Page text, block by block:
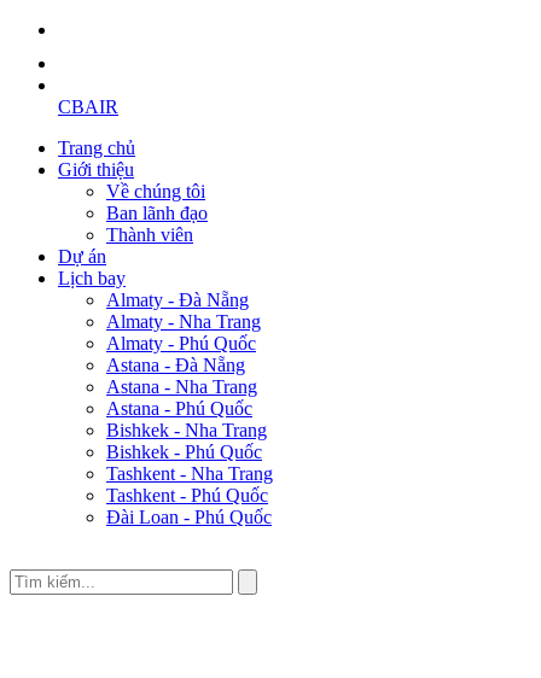
CBAIR
Trang chủ
Giới thiệu
Về chúng tôi
Ban lãnh đạo
Thành viên
Dự án
Lịch bay
Almaty - Đà Nẵng
Almaty - Nha Trang
Almaty - Phú Quốc
Astana - Đà Nẵng
Astana - Nha Trang
Astana - Phú Quốc
Bishkek - Nha Trang
Bishkek - Phú Quốc
Tashkent - Nha Trang
Tashkent - Phú Quốc
Đài Loan - Phú Quốc